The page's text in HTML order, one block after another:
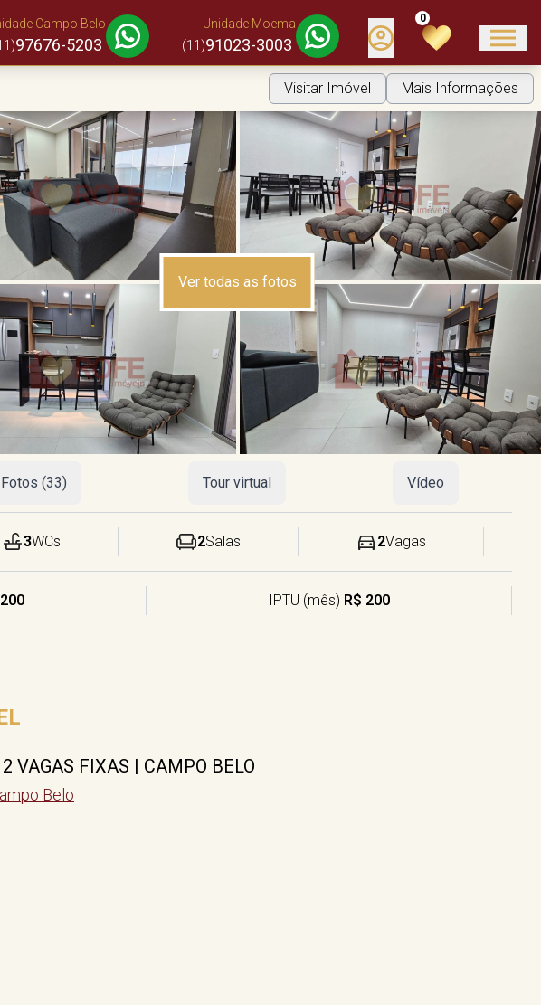
Campo Belo
97676-5203
Unidade Moema
(11)91023-3003
0
Visitar Imóvel Mais Informações
Ver todas as fotos
Fotos (33) Tour virtual Vídeo
3WCs 2Salas 2Vagas
IPTU (mês) R$ 200
VAGAS FIXAS | CAMPO BELO
Belo